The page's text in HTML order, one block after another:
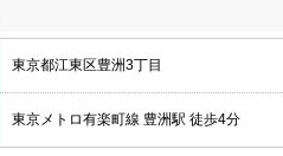
東京都江東区豊洲3丁目
東京メトロ有楽町線 豊洲駅 徒歩4分